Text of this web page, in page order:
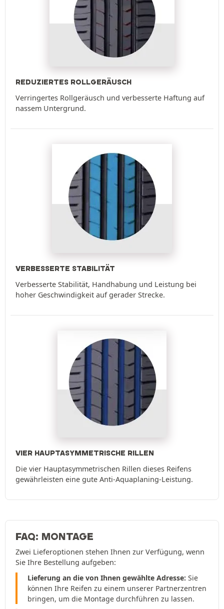
REDUZIERTES ROLLGERÄUSCH
Verringertes Rollgeräusch und verbesserte Haftung auf
nassem Untergrund.
VERBESSERTE STABILITÄT
Verbesserte Stabilität, Handhabung und Leistung bei
hoher Geschwindigkeit auf gerader Strecke.
VIER HAUPTASYMMETRISCHE RILLEN
Die vier Hauptasymmetrischen Rillen dieses Reifens
gewährleisten eine gute Anti-Aquaplaning-Leistung.
FAQ: MONTAGE
Zwei Lieferoptionen stehen Ihnen zur Verfügung, wenn
Sie Ihre Bestellung aufgeben:
Lieferung an die von Ihnen gewählte Adresse: Sie
können Ihre Reifen zu einem unserer Partnerzentren
bringen, um die Montage durchführen zu lassen.